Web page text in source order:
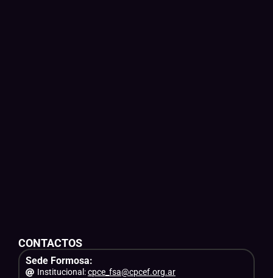
CONTACTOS
Sede Formosa:
Institucional:cpce_fsa@cpcef.org.ar